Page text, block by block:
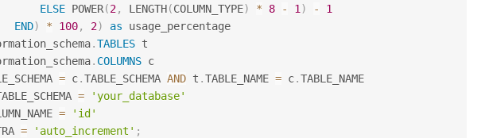
ELSE POWER(2, LENGTH(COLUMN_TYPE) * 8 - 1 ) -
1
END) * 100, 2) as
usage_percentage
.TABLES
. COLUMNS
= c.TABLE_SCHEMA AND t .TABLE_NAME = c.
TABLE_NAME
=
'your_database'
=
'id'
= 'auto_increment' ;